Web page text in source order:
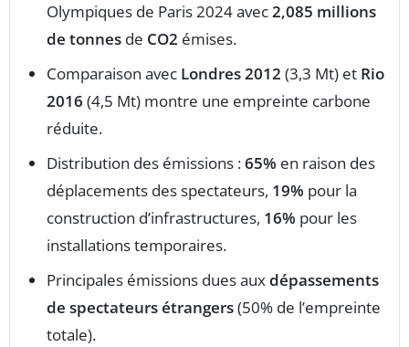
Olympiques de Paris 2024 avec2,085 millions
de tonnes de CO2 émises.
Comparaison avec Londres 2012 (3,3 Mt) et Rio
2016 (4,5 Mt) montre une empreinte carbone
réduite.
Distribution des émissions :65% en raison des
déplacements des spectateurs, 19% pour la
construction d’infrastructures, 16% pour les
installations temporaires.
Principales émissions dues auxdépassements
de spectateurs étrangers(50% de l’empreinte
totale).